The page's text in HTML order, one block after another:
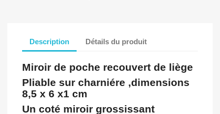
Description Détails du produit
Miroir de poche recouvert de liège
Pliable sur charniére ,dimensions
8,5 x 6 x1 cm
Un coté miroir grossissant